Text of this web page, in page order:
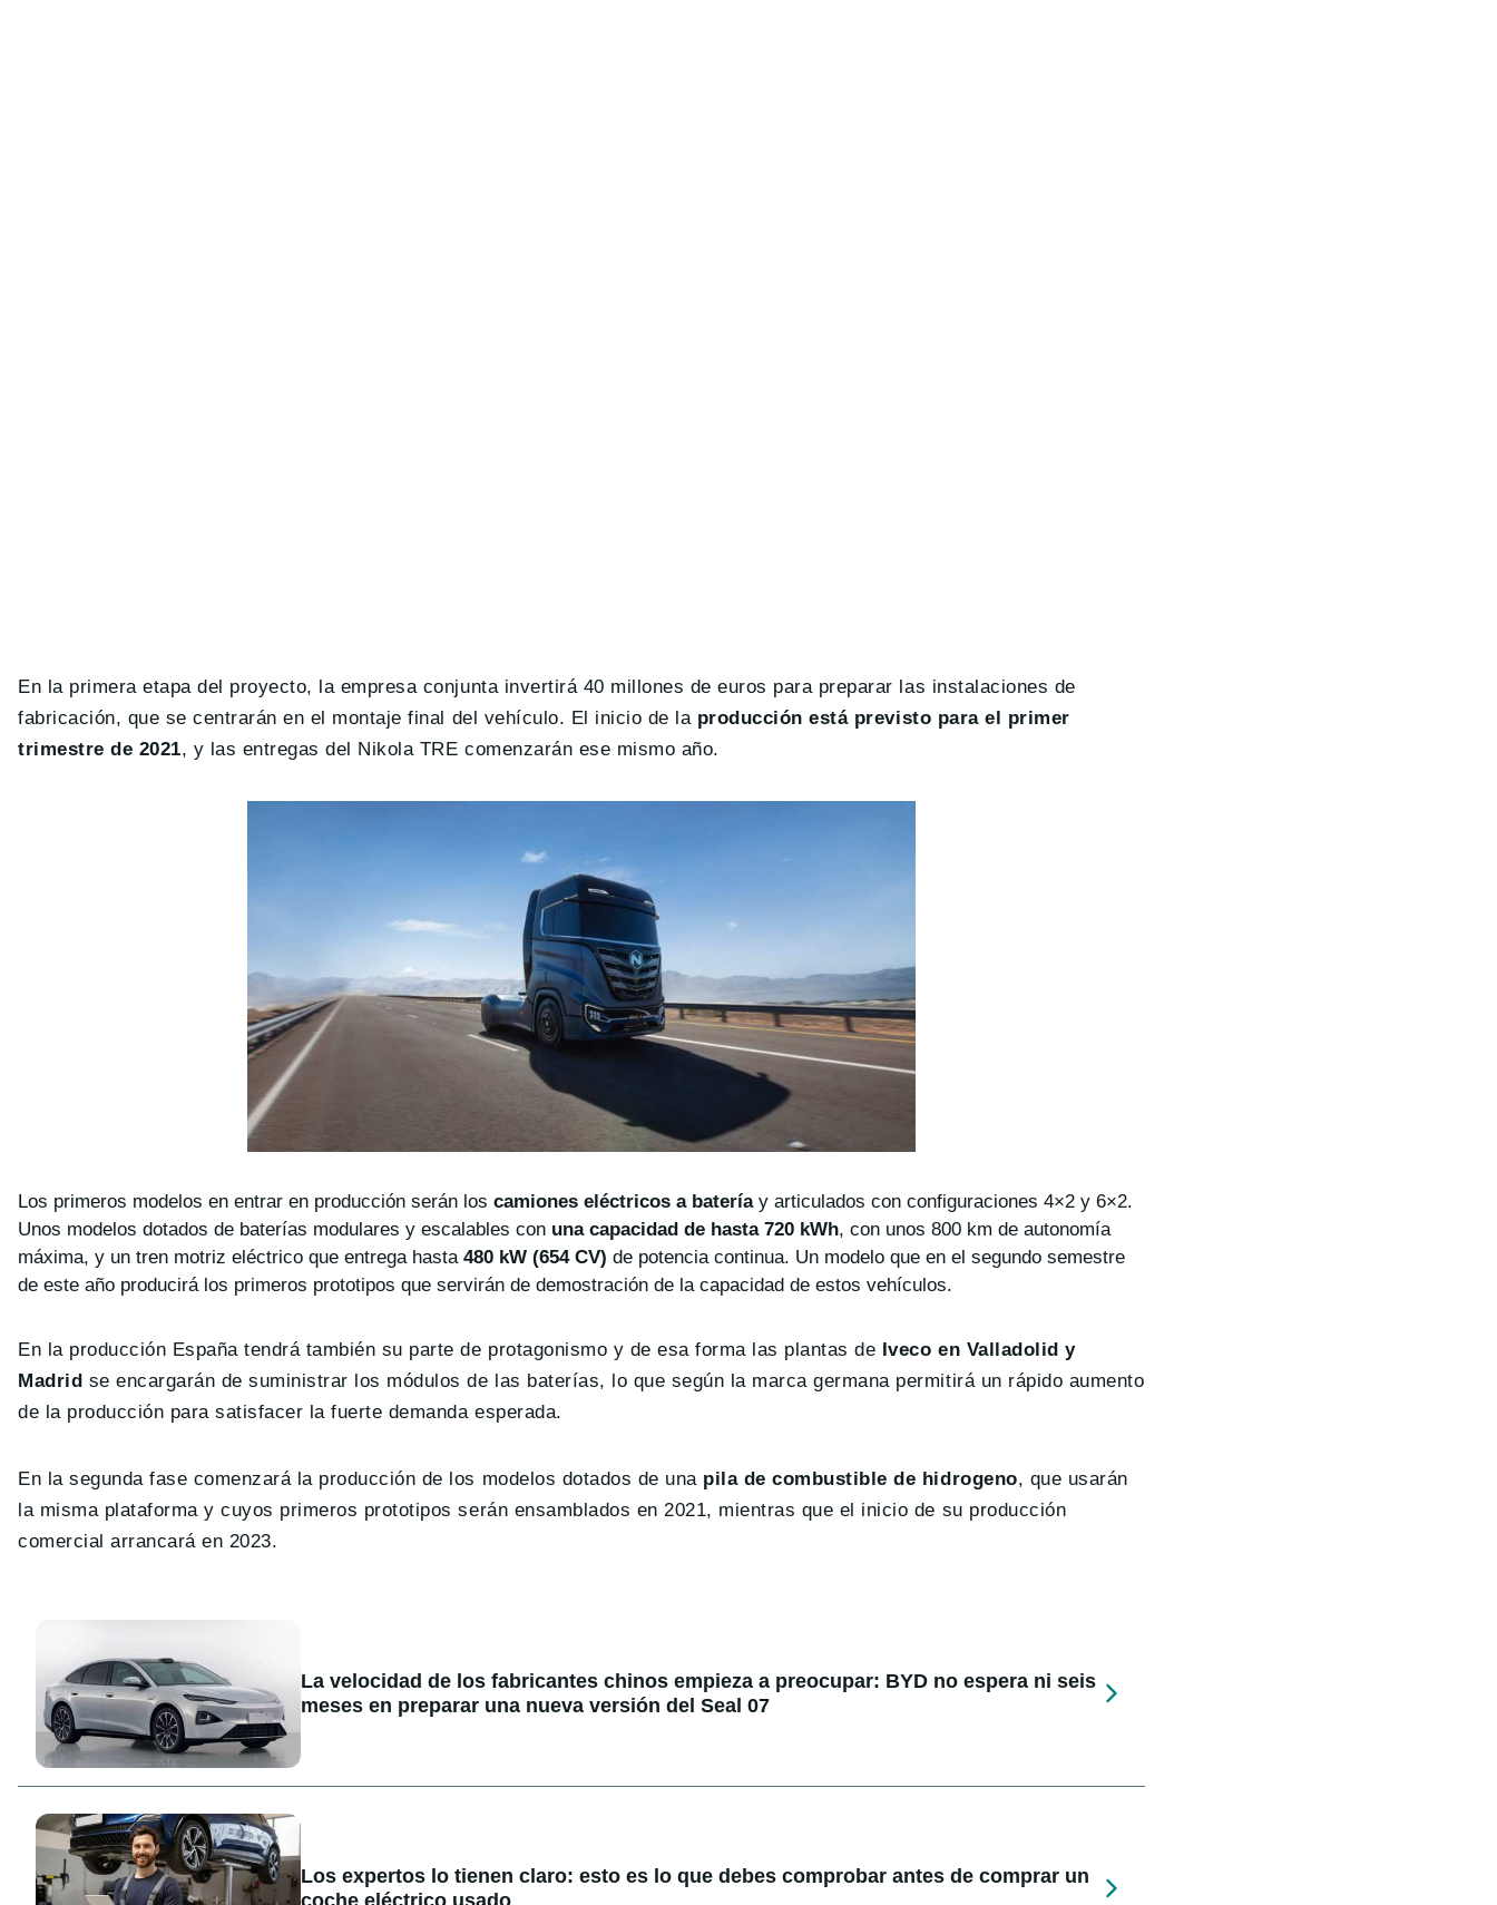
En la primera etapa del proyecto, la empresa conjunta invertirá 40 millones de euros para preparar las instalaciones de
fabricación, que se centrarán en el montaje final del vehículo. El inicio de laproducción está previsto para el primer
trimestre de 2021, y las entregas del Nikola TRE comenzarán ese mismo año.
Los primeros modelos en entrar en producción serán los camiones eléctricos a bateríay articulados con configuraciones 4×2 y 6×2.
Unos modelos dotados de baterías modulares y escalables con una capacidad de hasta 720 kWh, con unos 800 km de autonomía
máxima, y un tren motriz eléctrico que entrega hasta 480 kW (654 CV) de potencia continua. Un modelo que en el segundo semestre
de este año producirá los primeros prototipos que servirán de demostración de la capacidad de estos vehículos.
En la producción España tendrá también su parte de protagonismo y de esa forma las plantas de Iveco en Valladolid y
Madrid se encargarán de suministrar los módulos de las baterías, lo que según la marca germana permitirá un rápido aumento
de la producción para satisfacer la fuerte demanda esperada.
En la segunda fase comenzará la producción de los modelos dotados de una pila de combustible de hidrogeno, que usarán
la misma plataforma y cuyos primeros prototipos serán ensamblados en 2021, mientras que el inicio de su producción
comercial arrancará en 2023.
La velocidad de los fabricantes chinos empieza a preocupar: BYD no espera ni seis
meses en preparar una nueva versión del Seal 07
Los expertos lo tienen claro: esto es lo que debes comprobar antes de comprar un
coche eléctrico usado